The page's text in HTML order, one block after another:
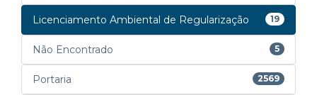
Licenciamento Ambiental de Regularização 19
Não Encontrado 5
Portaria 2569